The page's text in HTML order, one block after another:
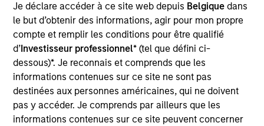
Je déclare accéder à ce site web depuis Belgique dans
le but d’obtenir des informations, agir pour mon propre
compte et remplir les conditions pour être qualifié
d’Investisseur professionnel* (tel que défini ci-
dessous)*. Je reconnais et comprends que les
informations contenues sur ce site ne sont pas
destinées aux personnes américaines, qui ne doivent
pas y accéder. Je comprends par ailleurs que les
informations contenues sur ce site peuvent concerner
operational activities.
Prior to joining Parametric in 2019, Ranjit was
managing director and global head of portfolio
management investment systems at BlackRock,
where he led strategy and development for
applications across asset classes for BlackRock
and Aladdin clients. He has over 30 years of
technology experience.